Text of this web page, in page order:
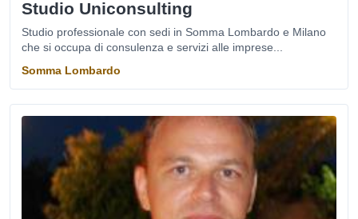
Studio Uniconsulting
Studio professionale con sedi in Somma Lombardo e Milano
che si occupa di consulenza e servizi alle imprese...
Somma Lombardo